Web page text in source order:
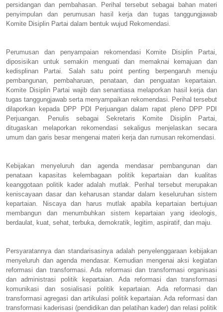
persidangan dan pembahasan. Perihal tersebut sebagai bahan materi
penyimpulan dan perumusan hasil kerja dan tugas tanggungjawab
Komite Disiplin Partai dalam bentuk wujud Rekomendasi.
Perumusan dan penyampaian rekomendasi Komite Disiplin Partai,
diposisikan untuk semakin menguati dan memaknai kemajuan dan
kedisplinan Partai. Salah satu point penting berpengaruh menuju
pembangunan, pembaharuan, penataan, dan penguatan kepartaian.
Komite Disiplin Partai wajib dan senantiasa melaporkan hasil kerja dan
tugas tanggungjawab serta menyampaikan rekomendasi. Perihal tersebut
dilaporkan kepada DPP PDI Perjuangan dalam rapat pleno DPP PDI
Perjuangan. Penulis sebagai Sekretaris Komite Disiplin Partai,
ditugaskan melaporkan rekomendasi sekaligus menjelaskan secara
umum dan garis besar mengenai materi kerja dan rumusan rekomendasi.
Kebijakan menyeluruh dan agenda mendasar pembangunan dan
penataan kapasitas kelembagaan politik kepartaian dan kualitas
keanggotaan politik kader adalah mutlak. Perihal tersebut merupakan
keniscayaan dasar dan keharusan standar dalam keseluruhan sistem
kepartaian. Niscaya dan harus mutlak apabila kepartaian bertujuan
membangun dan menumbuhkan sistem kepartaian yang ideologis,
berdaulat, kuat, sehat, terbuka, demokratik, legitim, aspiratif, dan maju.
Persyaratannya dan standarisasinya adalah penyelenggaraan kebijakan
menyeluruh dan agenda mendasar. Kemudian mengenai aksi kegiatan
reformasi dan transformasi. Ada reformasi dan transformasi organisasi
dan administrasi politik kepartaian. Ada reformasi dan transformasi
komunikasi dan sosialisasi politik kepartaian. Ada reformasi dan
transformasi agregasi dan artikulasi politik kepartaian. Ada reformasi dan
transformasi kaderisasi (pendidikan dan pelatihan kader) dan relasi politik